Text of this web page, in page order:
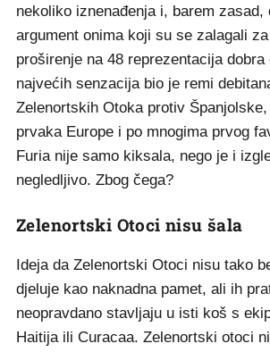
nekoliko iznenađenja i, barem zasad,
argument onima koji su se zalagali
proširenje na 48 reprezentacija
najvećih senzacija bio je remi
Zelenortskih Otoka protiv
prvaka Europe i po mnogima prvog
Furia nije samo kiksala, nego je i
negledljivo. Zbog čega?
Zelenortski Otoci nisu šala
Ideja da Zelenortski Otoci nisu tako
djeluje kao naknadna pamet, ali ih
neopravdano stavljaju u isti koš s
Haitija ili Curacaa. Zelenortski otoci